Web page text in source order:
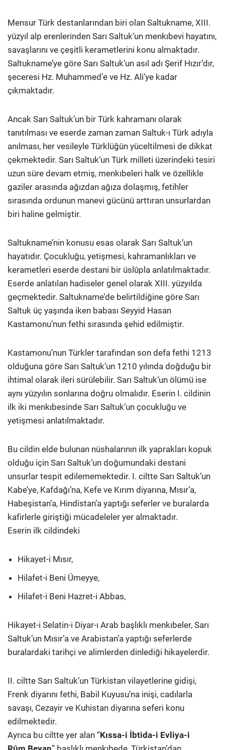
Mensur Türk destanlarından biri olan Saltukname, XIII.
yüzyıl alp erenlerinden Sarı Saltuk’un menkıbevi hayatını,
savaşlarını ve çeşitli kerametlerini konu almaktadır.
Saltukname’ye göre Sarı Saltuk’un asıl adı Şerif Hızır’dır,
şeceresi Hz. Muhammed’e ve Hz. Ali’ye kadar
çıkmaktadır.
Ancak Sarı Saltuk’un bir Türk kahramanı olarak
tanıtılması ve eserde zaman zaman Saltuk-ı Türk adıyla
anılması, her vesileyle Türklüğün yüceltilmesi de dikkat
çekmektedir. Sarı Saltuk’un Türk milleti üzerindeki tesiri
uzun süre devam etmiş, menkıbeleri halk ve özellikle
gaziler arasında ağızdan ağıza dolaşmış, fetihler
sırasında ordunun manevi gücünü arttıran unsurlardan
biri haline gelmiştir.
Saltukname’nin konusu esas olarak Sarı Saltuk’un
hayatıdır. Çocukluğu, yetişmesi, kahramanlıkları ve
kerametleri eserde destani bir üslûpla anlatılmaktadır.
Eserde anlatılan hadiseler genel olarak XIII. yüzyılda
geçmektedir. Saltukname’de belirtildiğine göre Sarı
Saltuk üç yaşında iken babası Seyyid Hasan
Kastamonu’nun fethi sırasında şehid edilmiştir.
Kastamonu’nun Türkler tarafından son defa fethi 1213
olduğuna göre Sarı Saltuk’un 1210 yılında doğduğu bir
ihtimal olarak ileri sürülebilir. Sarı Saltuk’un ölümü ise
aynı yüzyılın sonlarına doğru olmalıdır. Eserin I. cildinin
ilk iki menkıbesinde Sarı Saltuk’un çocukluğu ve
yetişmesi anlatılmaktadır.
Bu cildin elde bulunan nüshalarının ilk yaprakları kopuk
olduğu için Sarı Saltuk’un doğumundaki destani
unsurlar tespit edilememektedir. I. ciltte Sarı Saltuk’un
Kabe’ye, Kafdağı’na, Kefe ve Kırım diyarına, Mısır’a,
Habeşistan’a, Hindistan’a yaptığı seferler ve buralarda
kafirlerle giriştiği mücadeleler yer almaktadır.
Eserin ilk cildindeki
Hikayet-i Mısır,
Hilafet-i Beni Ümeyye,
Hilafet-i Beni Hazret-i Abbas,
Hikayet-i Selatin-i Diyar-ı Arab başlıklı menkıbeler, Sarı
Saltuk’un Mısır’a ve Arabistan’a yaptığı seferlerde
buralardaki tarihçi ve alimlerden dinlediği hikayelerdir.
II. ciltte Sarı Saltuk’un Türkistan vilayetlerine gidişi,
Frenk diyarını fethi, Babil Kuyusu’na inişi, cadılarla
savaşı, Cezayir ve Kuhistan diyarına seferi konu
edilmektedir.
Ayrıca bu ciltte yer alan “Kıssa-i İbtida-i Evliya-i